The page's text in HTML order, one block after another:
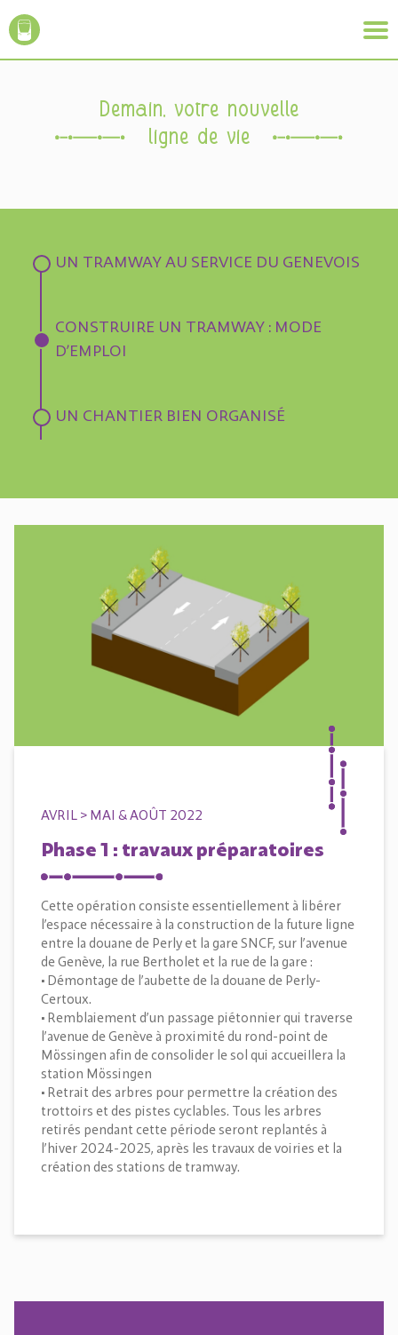
Demain, votre nouvelle
ligne de vie
UN TRAMWAY AU SERVICE DU GENEVOIS
CONSTRUIRE UN TRAMWAY : MODE
D’EMPLOI
UN CHANTIER BIEN ORGANISÉ
AVRIL > MAI & AOÛT 2022
Phase 1 : travaux préparatoires
Cette opération consiste essentiellement à libérer
l’espace nécessaire à la construction de la future ligne
entre la douane de Perly et la gare SNCF, sur l’avenue
de Genève, la rue Bertholet et la rue de la gare :
• Démontage de l’aubette de la douane de Perly-
Certoux.
• Remblaiement d’un passage piétonnier qui traverse
l’avenue de Genève à proximité du rond-point de
Mössingen afin de consolider le sol qui accueillera la
station Mössingen
• Retrait des arbres pour permettre la création des
trottoirs et des pistes cyclables. Tous les arbres
retirés pendant cette période seront replantés à
l’hiver 2024-2025, après les travaux de voiries et la
création des stations de tramway.